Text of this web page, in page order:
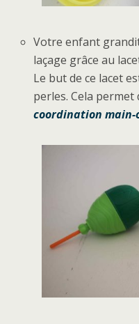
Votre enfant
laçage grâce au
Le but de ce lacet
perles. Cela
coordination main-